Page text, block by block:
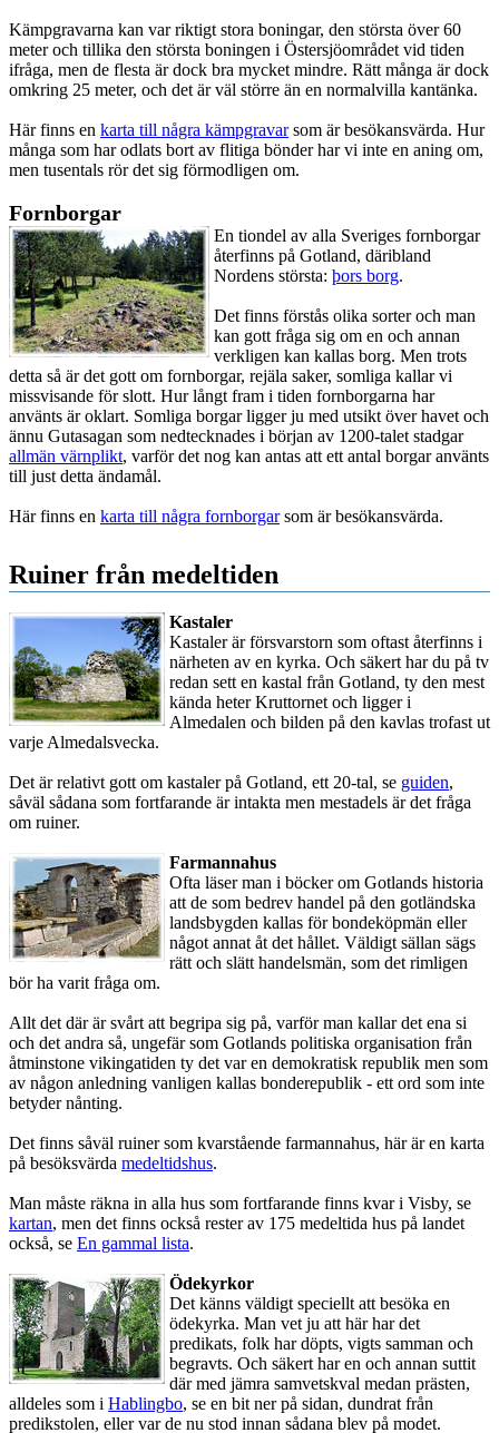
Kämpgravarna kan var riktigt stora boningar, den största över 60
meter och tillika den största boningen i Östersjöområdet vid tiden
ifråga, men de flesta är dock bra mycket mindre. Rätt många är dock
omkring 25 meter, och det är väl större än en normalvilla kantänka.
Här finns en karta till några kämpgravarsom är besökansvärda. Hur
många som har odlats bort av flitiga bönder har vi inte en aning om,
men tusentals rör det sig förmodligen om.
Fornborgar
En tiondel av alla Sveriges fornborgar
återfinns på Gotland, däribland
Nordens största: þors borg.
Det finns förstås olika sorter och man
kan gott fråga sig om en och annan
verkligen kan kallas borg. Men trots
detta så är det gott om fornborgar, rejäla saker, somliga kallar vi
missvisande för slott. Hur långt fram i tiden fornborgarna har
använts är oklart. Somliga borgar ligger ju med utsikt över havet och
ännu Gutasagan som nedtecknades i början av 1200-talet stadgar
allmän värnplikt, varför det nog kan antas att ett antal borgar använts
till just detta ändamål.
Här finns en karta till några fornborgarsom är besökansvärda.
Ruiner från medeltiden
Kastaler
Kastaler är försvarstorn som oftast återfinns i
närheten av en kyrka. Och säkert har du på tv
redan sett en kastal från Gotland, ty den mest
kända heter Kruttornet och ligger i
Almedalen och bilden på den kavlas trofast ut
varje Almedalsvecka.
Det är relativt gott om kastaler på Gotland, ett 20-tal, se guiden,
såväl sådana som fortfarande är intakta men mestadels är det fråga
om ruiner.
Farmannahus
Ofta läser man i böcker om Gotlands historia
att de som bedrev handel på den gotländska
landsbygden kallas för bondeköpmän eller
något annat åt det hållet. Väldigt sällan sägs
rätt och slätt handelsmän, som det rimligen
bör ha varit fråga om.
Allt det där är svårt att begripa sig på, varför man kallar det ena si
och det andra så, ungefär som Gotlands politiska organisation från
åtminstone vikingatiden ty det var en demokratisk republik men som
av någon anledning vanligen kallas bonderepublik - ett ord som inte
betyder nånting.
Det finns såväl ruiner som kvarstående farmannahus, här är en karta
på besöksvärda medeltidshus.
Man måste räkna in alla hus som fortfarande finns kvar i Visby, se
kartan, men det finns också rester av 175 medeltida hus på landet
också, se En gammal lista.
Ödekyrkor
Det känns väldigt speciellt att besöka en
ödekyrka. Man vet ju att här har det
predikats, folk har döpts, vigts samman och
begravts. Och säkert har en och annan suttit
där med jämra samvetskval medan prästen,
alldeles som i Hablingbo, se en bit ner på sidan, dundrat från
predikstolen, eller var de nu stod innan sådana blev på modet.